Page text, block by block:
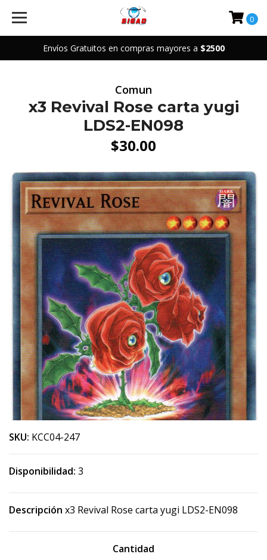
Envíos Gratuitos en compras mayores a $2500
0
Comun
x3 Revival Rose carta yugi
LDS2-EN098
$30.00
SKU: KCC04-247
Disponibilidad: 3
Descripción x3 Revival Rose carta yugi LDS2-EN098
Cantidad